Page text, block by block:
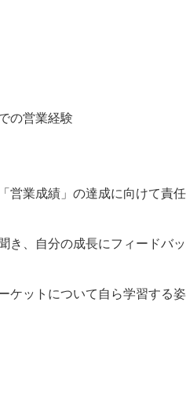
の営業経験
営業成績」の達成に向けて責任
き、自分の成長にフィードバッ
ケットについて自ら学習する姿